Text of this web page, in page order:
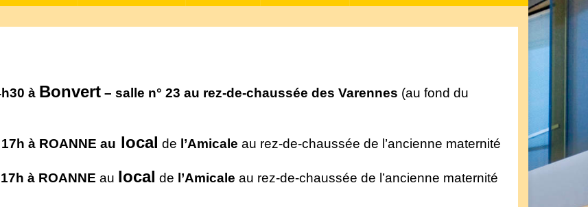
à Bonvert – salle n° 23 au rez-de-chaussée des Varennes (au fond du
à ROANNE au local de l’Amicale au rez-de-chaussée de l’ancienne maternité
à ROANNE au local de l’Amicale au rez-de-chaussée de l’ancienne maternité